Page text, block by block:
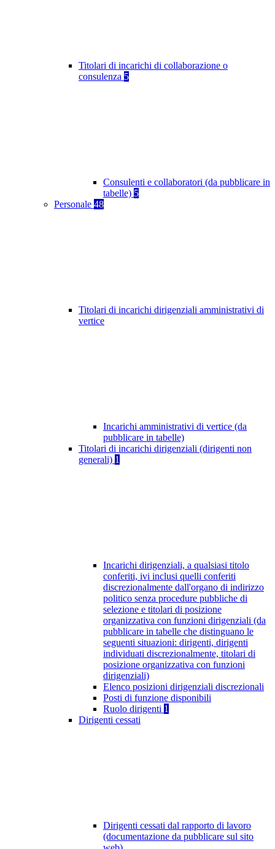
Titolari di incarichi di collaborazione o
consulenza 5
Consulenti e collaboratori (da pubblicare in
tabelle) 5
Personale 48
Titolari di incarichi dirigenziali amministrativi di
vertice
Incarichi amministrativi di vertice (da
pubblicare in tabelle)
Titolari di incarichi dirigenziali (dirigenti non
generali) 1
Incarichi dirigenziali, a qualsiasi titolo
conferiti, ivi inclusi quelli conferiti
discrezionalmente dall'organo di indirizzo
politico senza procedure pubbliche di
selezione e titolari di posizione
organizzativa con funzioni dirigenziali (da
pubblicare in tabelle che distinguano le
seguenti situazioni: dirigenti, dirigenti
individuati discrezionalmente, titolari di
posizione organizzativa con funzioni
dirigenziali)
Elenco posizioni dirigenziali discrezionali
Posti di funzione disponibili
Ruolo dirigenti 1
Dirigenti cessati
Dirigenti cessati dal rapporto di lavoro
(documentazione da pubblicare sul sito